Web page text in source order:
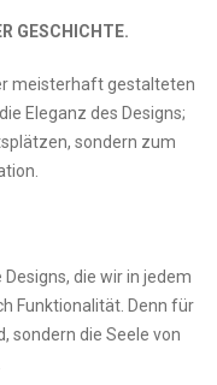
GESCHICHTE.
meisterhaft gestalteten
Eleganz des Designs;
sondern zum
die wir in jedem
Funktionalität. Denn für
sondern die Seele von